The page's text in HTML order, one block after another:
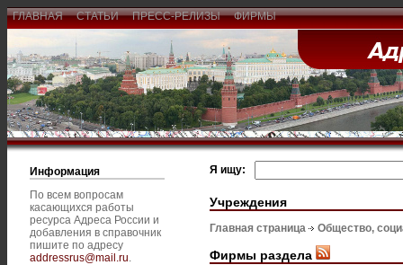
ГЛАВНАЯ СТАТЬИ ПРЕСС-РЕЛИЗЫ ФИРМЫ
Информация
По всем вопросам
касающихся работы
ресурса Адреса России и
добавления в справочник
пишите по адресу
addressrus@mail.ru.
Я ищу:
Учреждения
Главная страница Общество,
Фирмы раздела